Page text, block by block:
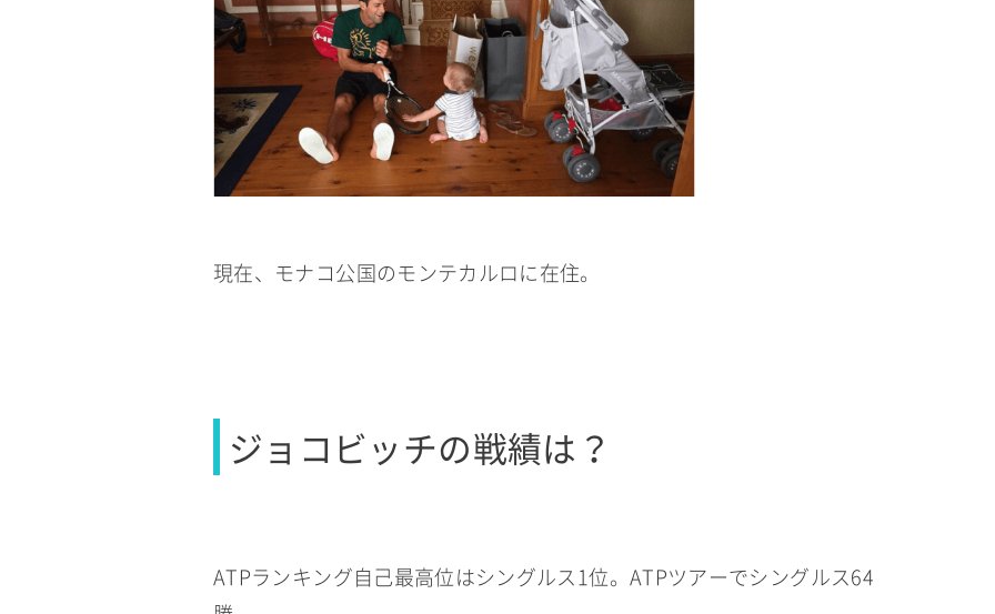
現在、モナコ公国のモンテカルロに在住。
ジョコビッチの戦績は？
ATPランキング自己最高位はシングルス1位。ATPツアーでシングルス64